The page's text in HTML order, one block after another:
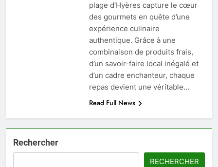
plage d’Hyères capture le cœur
des gourmets en quête d’une
expérience culinaire
authentique. Grâce à une
combinaison de produits frais,
d’un savoir-faire local inégalé et
d’un cadre enchanteur, chaque
repas devient une véritable…
Read Full News
Rechercher
RECHERCHER